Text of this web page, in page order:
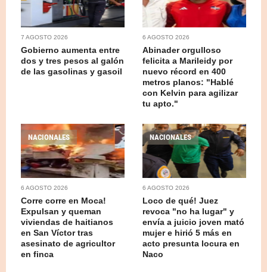
7 AGOSTO 2026
Gobierno aumenta entre
dos y tres pesos al galón
de las gasolinas y gasoil
6 AGOSTO 2026
Abinader orgulloso
felicita a Marileidy por
nuevo récord en 400
metros planos: "Hablé
con Kelvin para agilizar
tu apto."
NACIONALES
6 AGOSTO 2026
Corre corre en Moca!
Expulsan y queman
viviendas de haitianos
en San Víctor tras
asesinato de agricultor
en finca
NACIONALES
6 AGOSTO 2026
Loco de qué! Juez
revoca "no ha lugar" y
envía a juicio joven mató
mujer e hirió 5 más en
acto presunta locura en
Naco